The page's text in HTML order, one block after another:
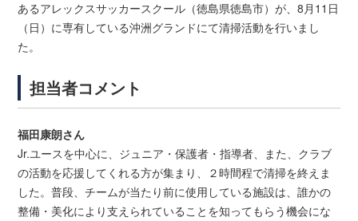
あるアレックスサッカースクール（徳島県徳島市）が、8月11日
（日）に専有している沖洲グランドにて清掃活動を行いまし
た。
担当者コメント
福田康朗さん
Jr.ユースを中心に、ジュニア・保護者・指導者、また、クラブ
の活動を応援してくれる方が集まり、２時間程で清掃を終えま
した。普段、チームが当たり前に使用している施設は、誰かの
整備・美化により支えられていることを知ってもらう機会にな